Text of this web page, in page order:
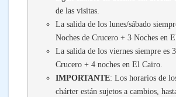
de las visitas.
La salida de los lunes/sábado
Noches de Crucero + 3 Noches en
La salida de los viernes siempre es
Crucero + 4 noches en El Cairo.
IMPORTANTE: Los horarios de
chárter están sujetos a cambios,